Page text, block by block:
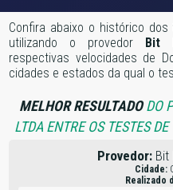
Confira abaixo o histórico dos
utilizando o provedor Bit
respectivas velocidades de
cidades e estados da qual o
MELHOR RESULTADODO
LTDA ENTRE OS TESTES
Provedor: Bit
Cidade:
Realizado